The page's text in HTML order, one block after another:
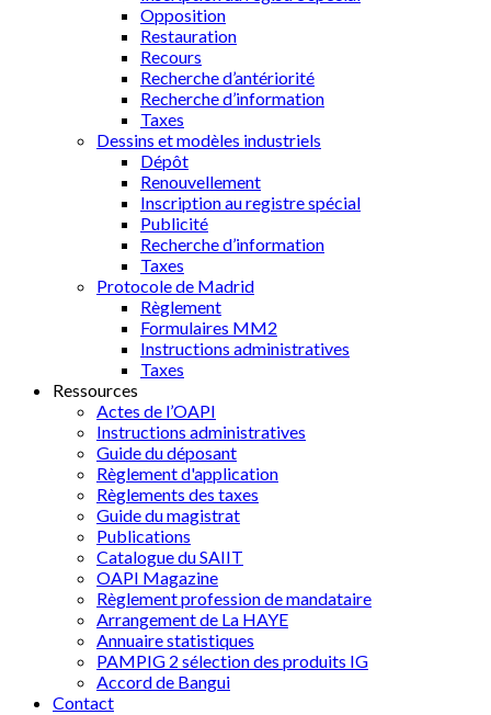
Opposition
Restauration
Recours
Recherche d’antériorité
Recherche d’information
Taxes
Dessins et modèles industriels
Dépôt
Renouvellement
Inscription au registre spécial
Publicité
Recherche d’information
Taxes
Protocole de Madrid
Règlement
Formulaires MM2
Instructions administratives
Taxes
Ressources
Actes de l’OAPI
Instructions administratives
Guide du déposant
Règlement d'application
Règlements des taxes
Guide du magistrat
Publications
Catalogue du SAIIT
OAPI Magazine
Règlement profession de mandataire
Arrangement de La HAYE
Annuaire statistiques
PAMPIG 2 sélection des produits IG
Accord de Bangui
Contact